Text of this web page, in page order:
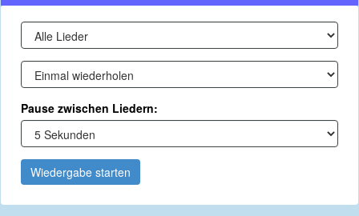
Pause zwischen Liedern:
Wiedergabe starten